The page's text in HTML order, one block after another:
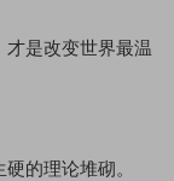
是改变世界最温
的理论堆砌。